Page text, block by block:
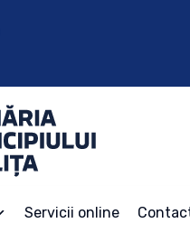
Servicii online